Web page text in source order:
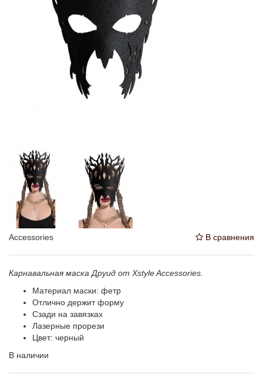
В сравнения
Accessories
Карнавальная маска Друид от Xstyle Accessories.
Материал маски: фетр
Отлично держит форму
Сзади на завязках
Лазерные прорези
Цвет: черный
В наличии